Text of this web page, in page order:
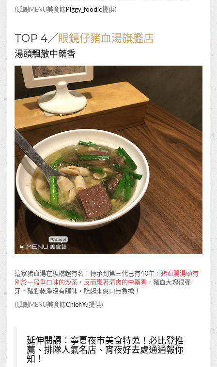
(感謝MENU美食誌Piggy_foodie提供)
TOP 4／眼鏡仔豬血湯旗艦店
湯頭飄散中藥香
這家豬血湯在板橋超有名！傳承到第三代已有40年， 豬血腸湯頭有
別於一般重口味的沙茶，反而飄著清爽的中藥香 ，豬血大塊很彈
牙，豬腸乾淨沒有腥味，吃起來爽口無負擔！
(感謝MENU美食誌ChiehYu提供)
延伸閱讀： 寧夏夜市美食特蒐！必比登推
薦、排隊人氣名店、宵夜好去處通通報你
知！